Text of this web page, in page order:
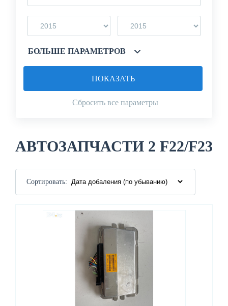
БОЛЬШЕ ПАРАМЕТРОВ
Сбросить все параметры
ПОКАЗАТЬ
АВТОЗАПЧАСТИ 2 F22/F23
Сортировать: